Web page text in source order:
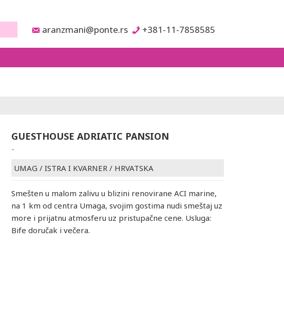
aranzmani@ponte.rs +381-11-7858585
GUESTHOUSE ADRIATIC PANSION
-
UMAG / ISTRA I KVARNER / HRVATSKA
Smešten u malom zalivu u blizini renovirane ACI marine,
na 1 km od centra Umaga, svojim gostima nudi smeštaj uz
more i prijatnu atmosferu uz pristupačne cene. Usluga:
Bife doručak i večera.